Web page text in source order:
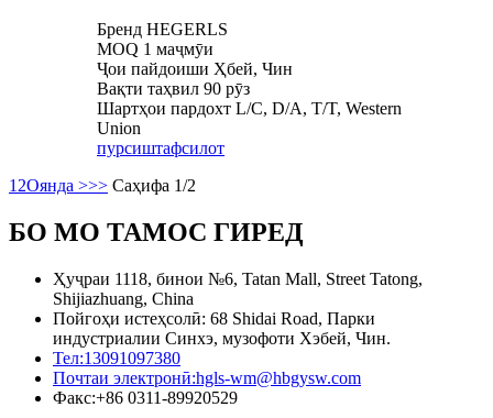
Бренд HEGERLS
MOQ 1 маҷмӯи
Ҷои пайдоиши Ҳбей, Чин
Вақти таҳвил 90 рӯз
Шартҳои пардохт L/C, D/A, T/T, Western
Union
пурсиштафсилот
1 2Оянда >>> Саҳифа 1/2
БО МО ТАМОС ГИРЕД
Ҳуҷраи 1118, бинои №6, Tatan Mall, Street Tatong,
Shijiazhuang, China
Пойгоҳи истеҳсолӣ: 68 Shidai Road, Парки
индустриалии Синхэ, музофоти Хэбей, Чин.
Тел:13091097380
Почтаи электронӣ:hgls-wm@hbgysw.com
Факс:+86 0311-89920529